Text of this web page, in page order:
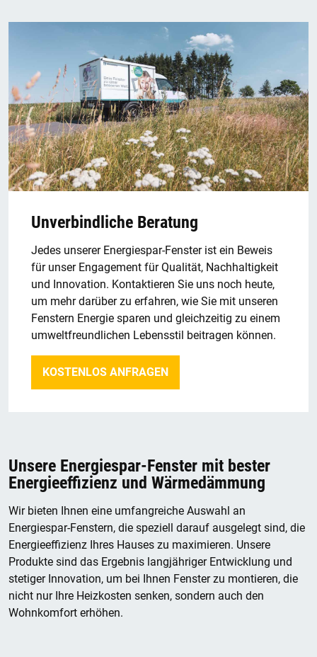
Unverbindliche Beratung
Jedes unserer Energiespar-Fenster ist ein Beweis
für unser Engagement für Qualität, Nachhaltigkeit
und Innovation. Kontaktieren Sie uns noch heute,
um mehr darüber zu erfahren, wie Sie mit unseren
Fenstern Energie sparen und gleichzeitig zu einem
umweltfreundlichen Lebensstil beitragen können.
KOSTENLOS ANFRAGEN
Unsere Energiespar-Fenster mit bester
Energieeffizienz und Wärmedämmung
Wir bieten Ihnen eine umfangreiche Auswahl an
Energiespar-Fenstern, die speziell darauf ausgelegt sind, die
Energieeffizienz Ihres Hauses zu maximieren. Unsere
Produkte sind das Ergebnis langjähriger Entwicklung und
stetiger Innovation, um bei Ihnen Fenster zu montieren, die
nicht nur Ihre Heizkosten senken, sondern auch den
Wohnkomfort erhöhen.